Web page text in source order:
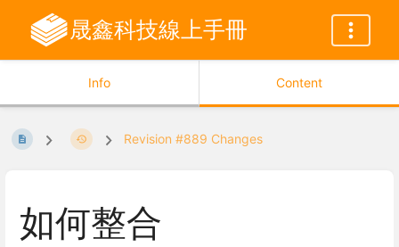
晟鑫科技線上手冊
Info Content
Revision #889 Changes
如何整合